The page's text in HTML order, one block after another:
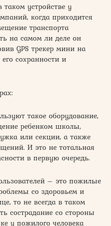
устройстве у
когда приходится
транспорта
на самом ли деле он
GPS трекер мини на
сохранности и
такое оборудование,
ребенком школы,
или секции, а также
И это не тотальная
в первую очередь.
– это пожилые
со здоровьем и
то не всегда в таком
сострадание со стороны
у пожилого человека